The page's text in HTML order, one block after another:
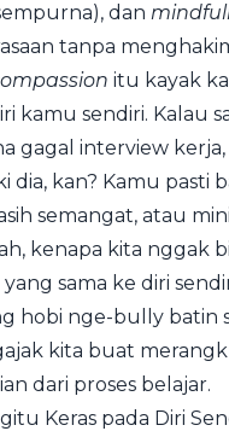
dan
tanpa
itu kayak
kamu sendiri. Kalau
gagal interview
dia, kan? Kamu pasti
semangat, atau
kenapa kita nggak
sama ke diri
hobi nge-bully batin
kita buat
dari proses belajar.
Keras pada Diri